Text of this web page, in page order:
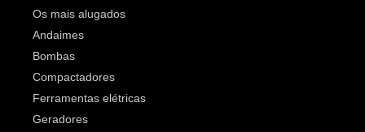
Os mais alugados
Andaimes
Bombas
Compactadores
Ferramentas elétricas
Geradores